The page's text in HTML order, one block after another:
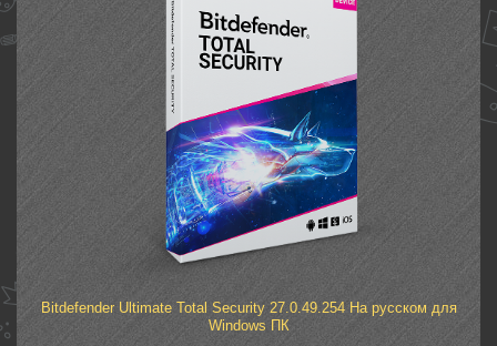
Bitdefender Ultimate Total Security 27.0.49.254 На русском для
Windows ПК